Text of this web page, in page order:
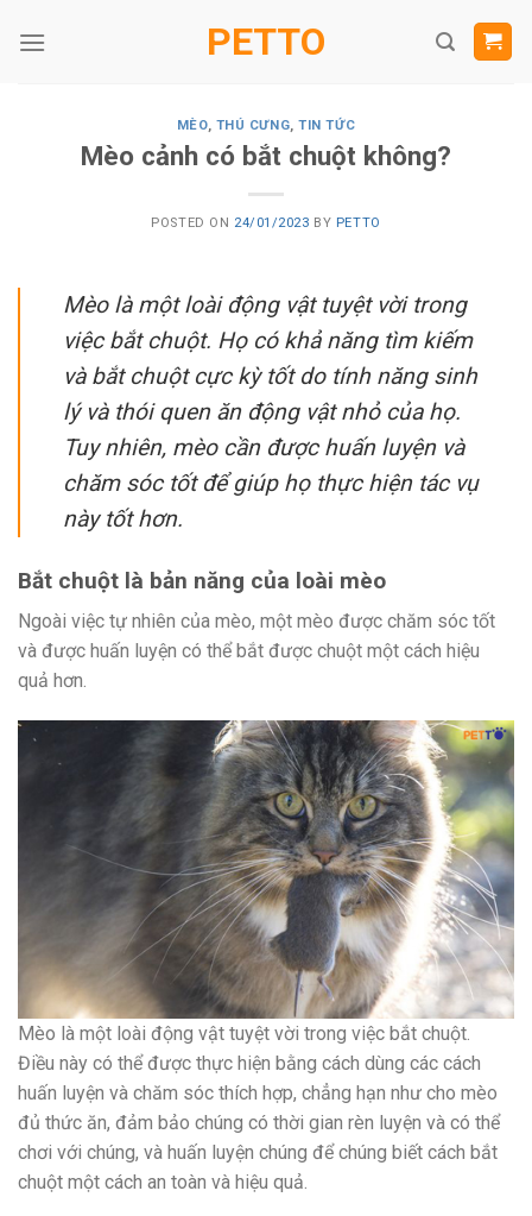
PETTO
MÈO, THÚ CƯNG,TIN TỨC
Mèo cảnh có bắt chuột không?
POSTED ON 24/01/2023 BY PETTO
Mèo là một loài động vật tuyệt vời trong
việc bắt chuột. Họ có khả năng tìm kiếm
và bắt chuột cực kỳ tốt do tính năng sinh
lý và thói quen ăn động vật nhỏ của họ.
Tuy nhiên, mèo cần được huấn luyện và
chăm sóc tốt để giúp họ thực hiện tác vụ
này tốt hơn.
Bắt chuột là bản năng của loài mèo
Ngoài việc tự nhiên của mèo, một mèo được chăm sóc tốt
và được huấn luyện có thể bắt được chuột một cách hiệu
quả hơn.
Mèo là một loài động vật tuyệt vời trong việc bắt chuột.
Điều này có thể được thực hiện bằng cách dùng các cách
huấn luyện và chăm sóc thích hợp, chẳng hạn như cho mèo
đủ thức ăn, đảm bảo chúng có thời gian rèn luyện và có thể
chơi với chúng, và huấn luyện chúng để chúng biết cách bắt
chuột một cách an toàn và hiệu quả.